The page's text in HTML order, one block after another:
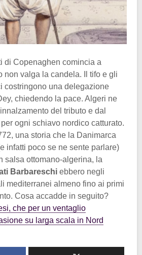
di Copenaghen comincia a
non valga la candela. Il tifo e gli
costringono una delegazione
chiedendo la pace. Algeri ne
del tributo e dal
ogni schiavo nordico catturato.
una storia che la Danimarca
infatti poco se ne sente parlare)
salsa ottomano-algerina, la
Barbareschi ebbero negli
mediterranei almeno fino ai primi
Cosa accadde in seguito?
che per un ventaglio
su larga scala in Nord